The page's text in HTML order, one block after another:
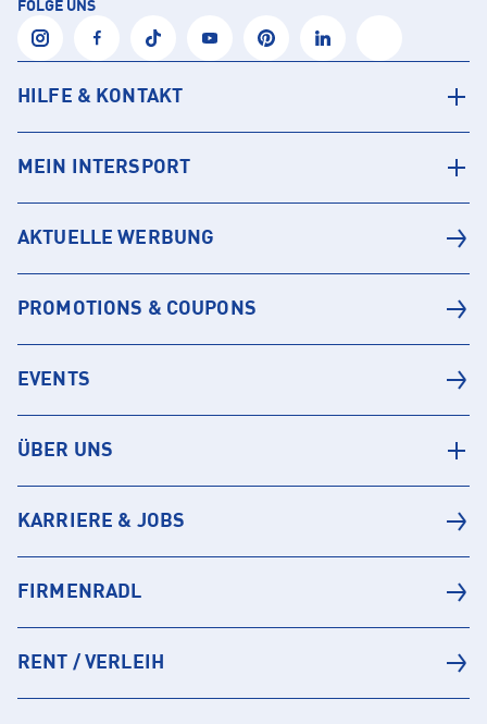
FOLGE UNS
HILFE & KONTAKT
MEIN INTERSPORT
AKTUELLE WERBUNG
PROMOTIONS & COUPONS
EVENTS
ÜBER UNS
KARRIERE & JOBS
FIRMENRADL
RENT / VERLEIH